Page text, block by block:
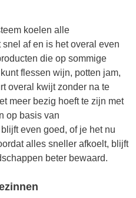
koelen alle
af en is het overal even
die op sommige
flessen wijn, potten jam,
overal kwijt zonder na te
meer bezig hoeft te zijn met
op basis van
even goed, of je het nu
alles sneller afkoelt, blijft
beter bewaard.